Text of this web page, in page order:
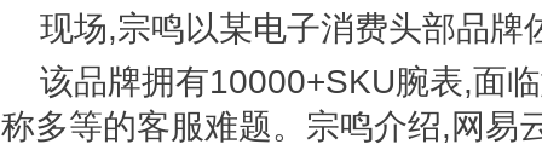
现场,宗鸣以某电子消费头部品牌
该品牌拥有10000+SKU腕表,面
称多等的客服难题。宗鸣介绍,网易